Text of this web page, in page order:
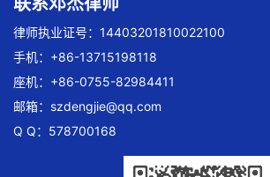
律师执业证号：14403201810022100
手机：+86-13715198118
座机：+86-0755-82984411
邮箱： szdengjie@qq.com
Q Q：578700168